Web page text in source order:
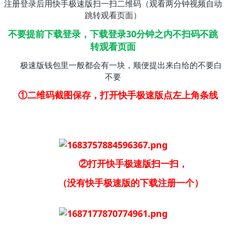
注册登录后用快手极速版扫一扫二维码（观看两分钟视频自动
跳转观看页面）
不要提前下载登录，下载登录30分钟之内不扫码不跳
转观看页面
极速版钱包里一般都会有一块，顺便提出来白给的不要白
不要
①二维码截图保存，打开快手极速版点左上角条线
②打开快手极速版扫一扫，
（没有快手极速版的下载注册一个）